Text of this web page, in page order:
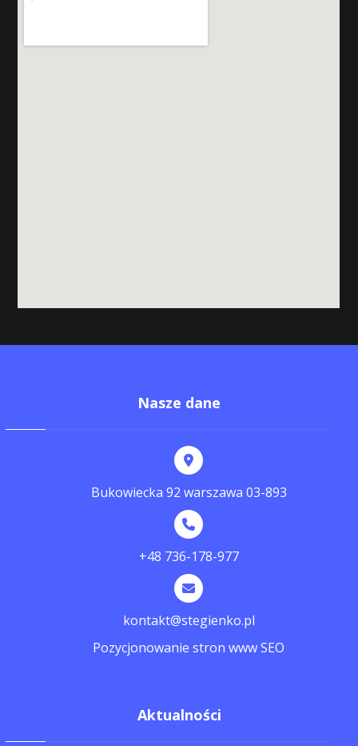
Nasze dane
Bukowiecka 92 warszawa 03-893
+48 736-178-977
kontakt@stegienko.pl
Pozycjonowanie stron www SEO
Aktualności